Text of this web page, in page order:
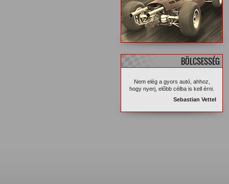
BÖLCSESSÉG
Nem elég a gyors autó, ahhoz,
hogy nyerj, előbb célba is kell érni.
Sebastian Vettel